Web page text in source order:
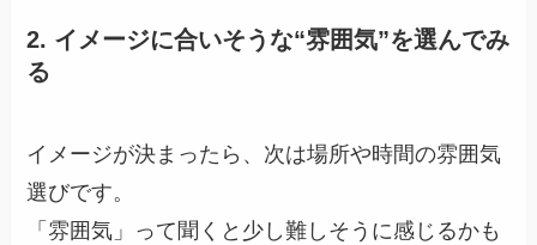
2. イメージに合いそうな“雰囲気”を選んでみ
る
イメージが決まったら、次は場所や時間の雰囲気
選びです。
「雰囲気」って聞くと少し難しそうに感じるかも